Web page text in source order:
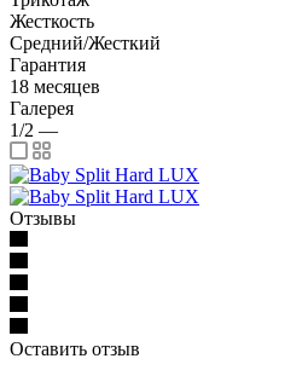
Жесткость
Средний/Жесткий
Гарантия
18 месяцев
Галерея
1/2 —
Отзывы
Оставить отзыв